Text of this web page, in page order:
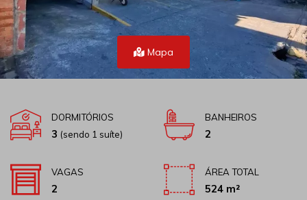
Mapa
DORMITÓRIOS
3 (sendo 1 suíte)
BANHEIROS
2
VAGAS
2
ÁREA TOTAL
524 m²